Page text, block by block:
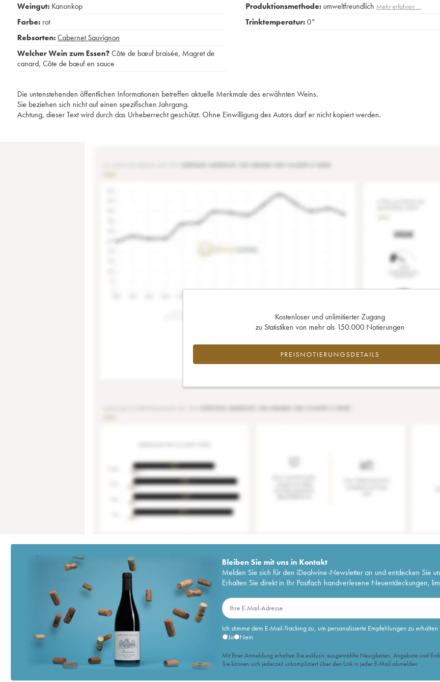
Weingut: Kanonkop
Farbe: rot
Rebsorten:Cabernet Sauvignon
Welcher Wein zum Essen?Côte de bœuf braisée, Magret de
canard, Côte de bœuf en sauce
Produktionsmethode: umweltfreundlich Mehr erfahren …
Trinktemperatur:0°
Die untenstehenden öffentlichen Informationen betreffen aktuelle Merkmale des erwähnten Weins.
Sie beziehen sich nicht auf einen spezifischen Jahrgang.
Achtung, dieser Text wird durch das Urheberrecht geschützt. Ohne Einwilligung des Autors darf er nicht kopiert werden.
Kostenloser und unlimitierter Zugang
zu Statistiken von mehr als 150.000 Notierungen
PREISNOTIERUNGSDETAILS
Bleiben Sie mit uns in Kontakt
Melden Sie sich für den iDealwine-Newsletter an und entdecken Sie
Erhalten Sie direkt in Ihr Postfach handverlesene Neuentdeckungen,
Ich stimme dem E-Mail-Tracking zu, um personalisierte Empfehlungen zu erhalten
Ja
Nein
Mit Ihrer Anmeldung erhalten Sie exklusiv ausgewählte Neuigkeiten, Angebote und
Sie können sich jederzeit unkompliziert über den Link in jeder E-Mail abmelden.